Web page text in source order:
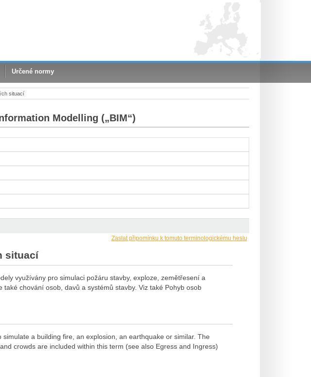
Určené normy
situací
Modelling („BIM“)
Zaslat připomínku k tomuto terminologickému heslu
situací
využívány pro simulaci požáru stavby, exploze, zemětřesení a
chování osob, davů a systémů stavby. Viz také Pohyb osob
a building fire, an explosion, an earthquake or similar. The
crowds are included within this term (see also Egress and Ingress)